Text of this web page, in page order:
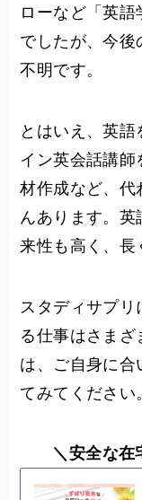
ローなど「英
でしたが、今後
不明です。
とはいえ、英語
イン英会話講師
材作成など、代
んあります。
来性も高く、長
スタディサプ
る仕事はさま
は、ご自身に合
てみてください
＼安全な在